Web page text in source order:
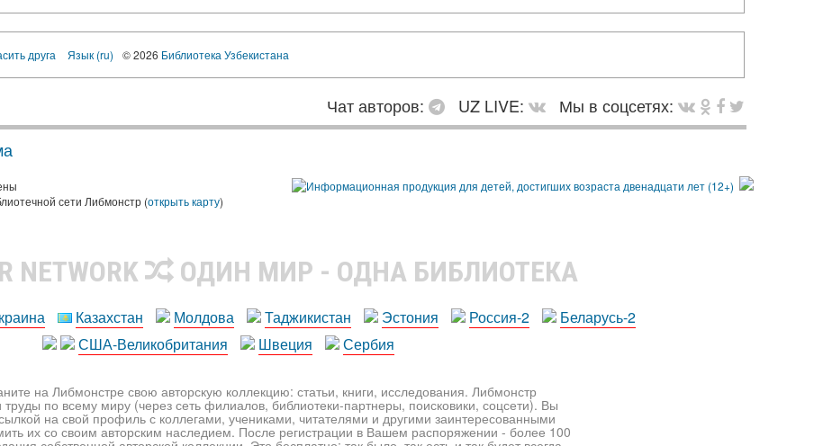
друга Язык (ru) © 2026 Библиотека Узбекистана
Чат авторов: UZ LIVE:
Мы в соцсетях:
сети Либмонстр (открыть карту)
NETWORK ОДИН МИР - ОДНА БИБЛИОТЕКА
Казахстан Молдова Таджикистан Эстония Россия-2
Беларусь-2
США-Великобритания
Швеция Сербия
на Либмонстре свою авторскую коллекцию: статьи, книги, исследования. Либмонстр
по всему миру (через сеть филиалов, библиотеки-партнеры, поисковики, соцсети). Вы
на свой профиль с коллегами, учениками, читателями и другими заинтересованными
их со своим авторским наследием. После регистрации в Вашем распоряжении - более 100